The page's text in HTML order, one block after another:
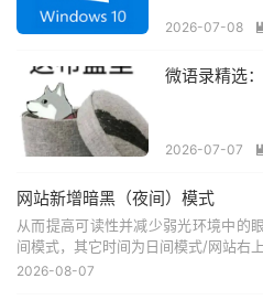
2026-07-08
微语录精选
2026-07-07
网站新增暗黑（夜间）模式
从而提高可读性并减少弱光环境中的
间模式，其它时间为日间模式/网站右
2026-08-07